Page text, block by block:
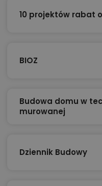
10 projektów rabat
BIOZ
Budowa domu w
murowanej
Dziennik Budowy